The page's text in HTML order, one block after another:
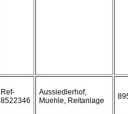
Ref-
8522346
Aussiedlerhof,
Muehle, Reitanlage